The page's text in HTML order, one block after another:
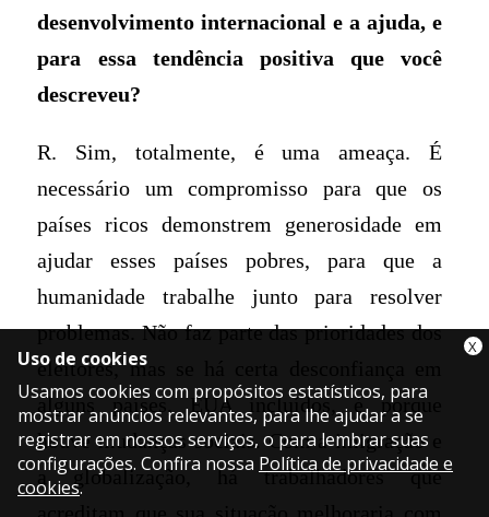
desenvolvimento internacional e a ajuda, e
para essa tendência positiva que você
descreveu?
R. Sim, totalmente, é uma ameaça. É
necessário um compromisso para que os
países ricos demonstrem generosidade em
ajudar esses países pobres, para que a
humanidade trabalhe junto para resolver
problemas. Não faz parte das prioridades dos
eleitores, mas se há certa desconfiança em
alguns países, EUA incluídos, é porque
houve mudanças sociais. Com a imigração e
a globalização, há trabalhadores que
X
Uso de cookies
Usamos cookies com propósitos estatísticos, para
mostrar anúncios relevantes, para lhe ajudar a se
registrar em nossos serviços, o para lembrar suas
configurações. Confira nossa Política de privacidade e
cookies.